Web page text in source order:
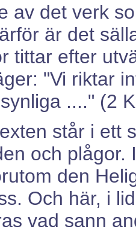
av det verk
är det
tittar efter
"Vi riktar
...." (2
står i ett
och plågor.
den
Och här, i
vad sann